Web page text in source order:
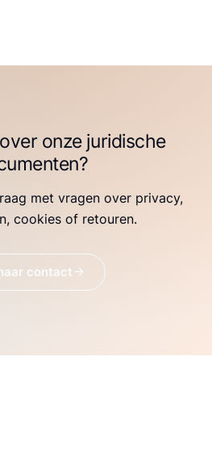
onze juridische
met vragen over privacy,
cookies of retouren.
contact